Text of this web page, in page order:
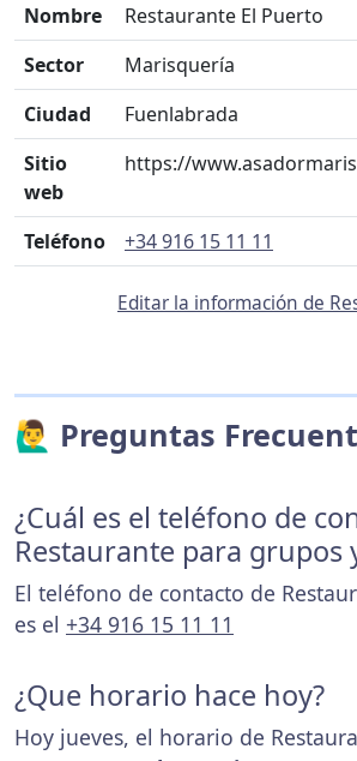
Nombre
Restaurante El Puerto
Sector
Marisquería
Ciudad
Fuenlabrada
Sitio
web
https://
Teléfono +34 916 15 11 11
Editar la información de
🙋‍♂️ Preguntas
¿Cuál es el teléfono de
Restaurante para grupos
El teléfono de contacto de
es el +34 916 15 11 11
¿Que horario hace hoy?
Hoy jueves, el horario de